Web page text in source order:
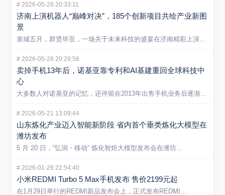
# 2026-05-28 20:33:11
济南上演机器人“巅峰对决”，185个创新项目共绘产业新图
景
# 2026-05-28 20:29:56
卖掉手机13年后，诺基亚靠专利和AI基建重回全球科技中
心
大多数人对诺基亚的记忆，还停留在2013年出售手机业务后逐渐...
# 2026-05-21 13:09:44
山东炼化产业迈入智能新阶段 省内首个垂类炼化大模型在
潍坊发布
5 月 20 日，“弘润・移动” 炼化智炬大模型发布会在潍坊...
# 2026-01-29 22:54:40
小米REDMI Turbo 5 Max手机发布 售价2199元起
在1月29日举行的REDMI新品发布会上，正式发布REDMI...